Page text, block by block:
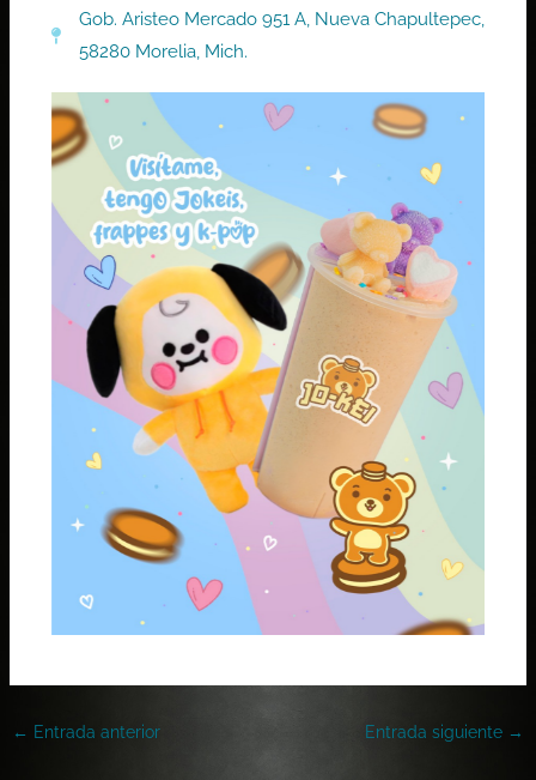
Gob. Aristeo Mercado 951 A, Nueva Chapultepec,
58280 Morelia, Mich.
← Entrada anterior Entrada siguiente →